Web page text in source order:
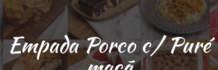
Empada Porco c/ Puré